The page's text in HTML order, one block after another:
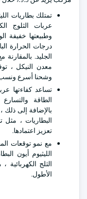
تمتلك بطاريات
عربات الثلوج
وطبيعتها خفيفة
درجات الحرارة
الجليد.
معدن النيكل ،
وشحنا أسرع
تساعد كفاءتها
الطاقة
بالإضافة إلى ذلك
البطاريات ، مثل
تعزيز اعتمادها.
مع نمو توقعات
الليثيوم أيون
الثلج
الأطول.